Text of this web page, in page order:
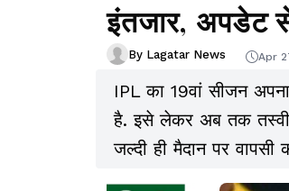
इंतजार, अपडेट
By Lagatar News Apr
IPL का 19वां सीजन
है. इसे लेकर अब तक
जल्दी ही मैदान पर वापसी